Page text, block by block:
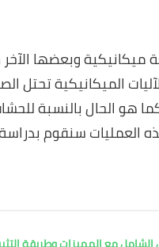
ميكانيكية وبعضها
الميكانيكية تحتل
هو الحال بالنسبة
العمليات سنقوم